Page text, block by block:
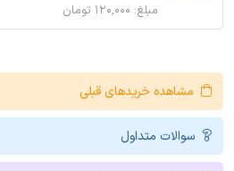
مبلغ: ۱۲۰,۰۰۰ تومان
مشاهده خریدهای قبلی
سوالات متداول